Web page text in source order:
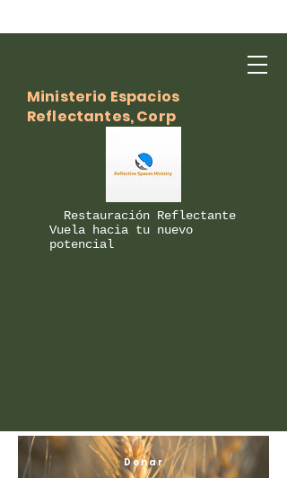
Ministerio Espacios
Reflectantes, Corp
Restauración Reflectante
Vuela hacia tu nuevo
potencial
Donar